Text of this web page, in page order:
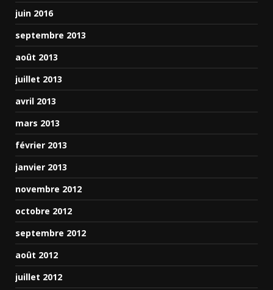
juin 2016
septembre 2013
août 2013
juillet 2013
avril 2013
mars 2013
février 2013
janvier 2013
novembre 2012
octobre 2012
septembre 2012
août 2012
juillet 2012